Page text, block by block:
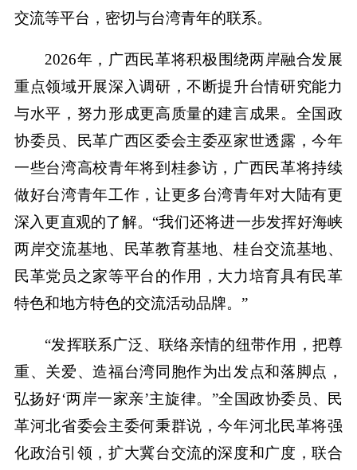
交流等平台，密切与台湾青年的联系。
2026年，广西民革将积极围绕两岸融合发展
重点领域开展深入调研，不断提升台情研究能力
与水平，努力形成更高质量的建言成果。全国政
协委员、民革广西区委会主委巫家世透露，今年
一些台湾高校青年将到桂参访，广西民革将持续
做好台湾青年工作，让更多台湾青年对大陆有更
深入更直观的了解。“我们还将进一步发挥好海峡
两岸交流基地、民革教育基地、桂台交流基地、
民革党员之家等平台的作用，大力培育具有民革
特色和地方特色的交流活动品牌。”
“发挥联系广泛、联络亲情的纽带作用，把尊
重、关爱、造福台湾同胞作为出发点和落脚点，
弘扬好‘两岸一家亲’主旋律。”全国政协委员、民
革河北省委会主委何秉群说，今年河北民革将强
化政治引领，扩大冀台交流的深度和广度，联合